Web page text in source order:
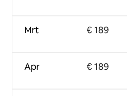
Mrt
Apr
€ 189
€ 189